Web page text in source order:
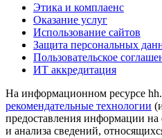
Этика и комплаенс
Оказание услуг
Использование сайтов
Защита персональных
Пользовательское
ИТ аккредитация
На информационном ресурсе
рекомендательные технологии
предоставления информации на
и анализа сведений,